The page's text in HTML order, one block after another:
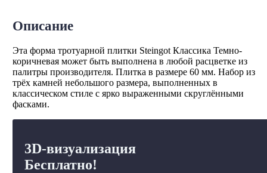
Описание
Эта форма тротуарной плитки Steingot Классика Темно-
коричневая может быть выполнена в любой расцветке из
палитры производителя. Плитка в размере 60 мм. Набор из
трёх камней небольшого размера, выполненных в
классическом стиле с ярко выраженными скруглёнными
фасками.
3D-визуализация
Бесплатно!